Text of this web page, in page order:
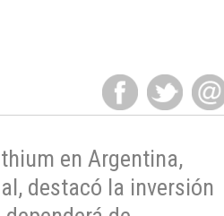
en Argentina,
destacó la inversión